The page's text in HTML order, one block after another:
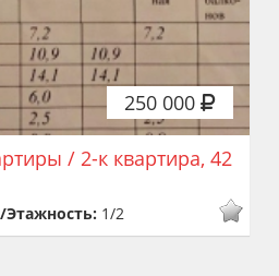
250 000
/ 2-к квартира, 42
1/2